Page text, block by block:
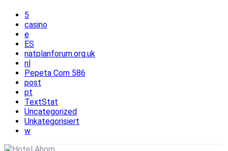
5
casino
e
ES
natplanforum.org.uk
nl
Pepeta Com 586
post
pt
TextStat
Uncategorized
Unkategorisiert
w